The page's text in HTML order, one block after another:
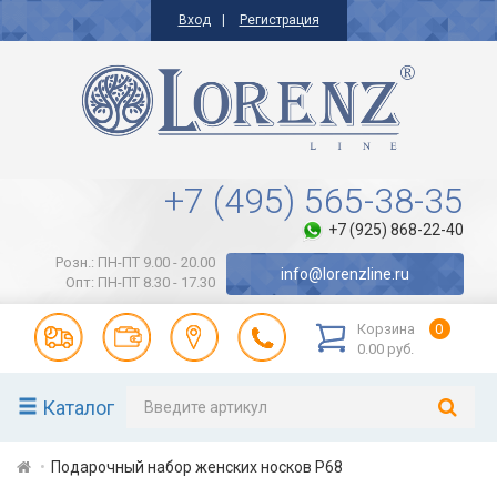
Вход Регистрация
+7 (495) 565-38-35
+7 (925) 868-22-40
Розн.: ПН-ПТ 9.00 - 20.00
Опт: ПН-ПТ 8.30 - 17.30
info@lorenzline.ru
Корзина
0
0.00 руб.
Каталог
Подарочный набор женских носков Р68